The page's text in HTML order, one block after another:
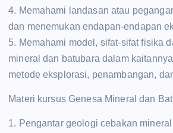
4. Memahami landasan atau
dan menemukan endapan-endapan
5. Memahami model, sifat-sifat fisika
mineral dan batubara dalam
metode eksplorasi, penambangan,
Materi kursus Genesa Mineral dan
1. Pengantar geologi cebakan mineral